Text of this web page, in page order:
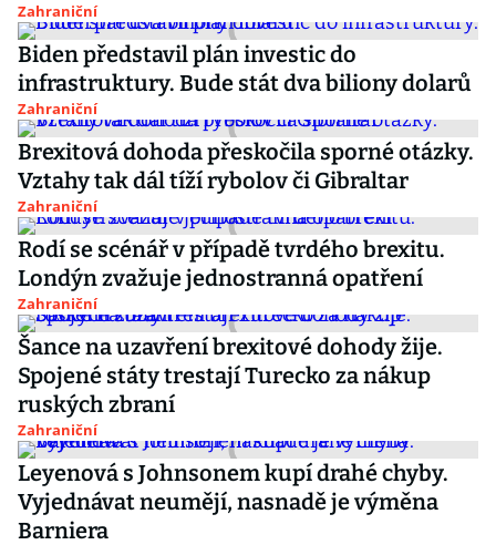
Zahraniční
Biden představil plán investic do
infrastruktury. Bude stát dva biliony dolarů
Zahraniční
Brexitová dohoda přeskočila sporné otázky.
Vztahy tak dál tíží rybolov či Gibraltar
Zahraniční
Rodí se scénář v případě tvrdého brexitu.
Londýn zvažuje jednostranná opatření
Zahraniční
Šance na uzavření brexitové dohody žije.
Spojené státy trestají Turecko za nákup
ruských zbraní
Zahraniční
Leyenová s Johnsonem kupí drahé chyby.
Vyjednávat neumějí, nasnadě je výměna
Barniera